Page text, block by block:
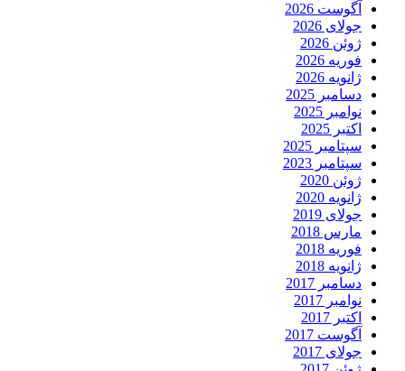
آگوست 2026
جولای 2026
ژوئن 2026
فوریه 2026
ژانویه 2026
دسامبر 2025
نوامبر 2025
اکتبر 2025
سپتامبر 2025
سپتامبر 2023
ژوئن 2020
ژانویه 2020
جولای 2019
مارس 2018
فوریه 2018
ژانویه 2018
دسامبر 2017
نوامبر 2017
اکتبر 2017
آگوست 2017
جولای 2017